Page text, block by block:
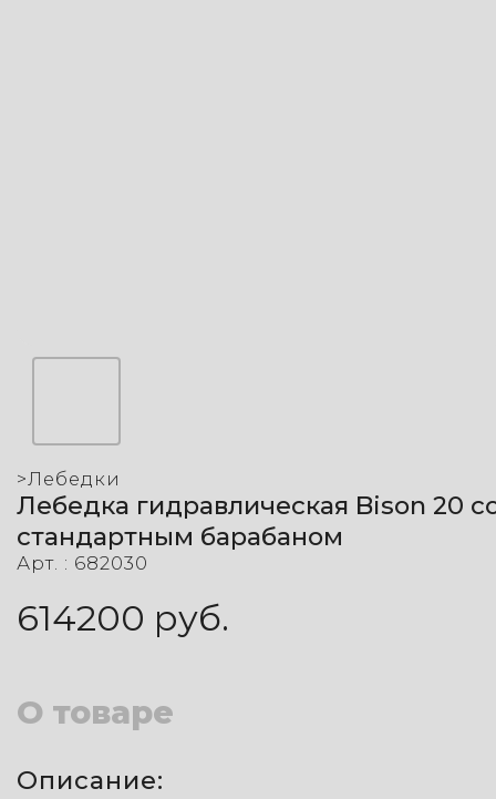
> Лебедки
Лебедка гидравлическая Bison 20
стандартным барабаном
Арт. : 682030
614200 руб.
О товаре
Описание: